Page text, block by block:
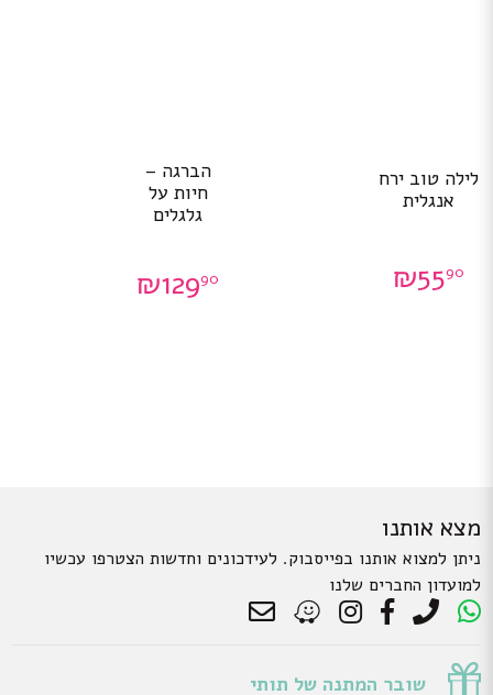
לילה טוב ירח
אנגלית
₪5590
הברגה –
חיות על
גלגלים
₪12990
מצא אותנו
ניתן למצוא אותנו בפייסבוק. לעידכונים וחדשות הצטרפו עכשיו
למועדון החברים שלנו
שובר המתנה של תותי